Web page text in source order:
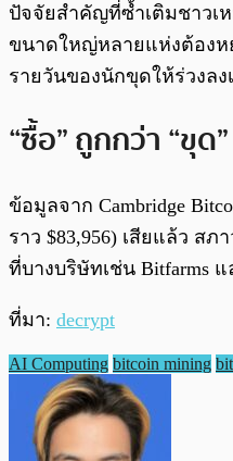
ปัจจัยสำคัญที่ซ้ำเติมชาวเ
ขนาดใหญ่หลายแห่งต้องห
รายวันของนักขุดให้ร่วงล
“ซื้อ” ถูกกว่า “ขุด
ข้อมูลจาก Cambridge
ราว $83,956) เสียแล้ว ส
ที่บางบริษัทเช่น Bitfarms
ที่มา: decrypt
AI Computing bitcoin mining